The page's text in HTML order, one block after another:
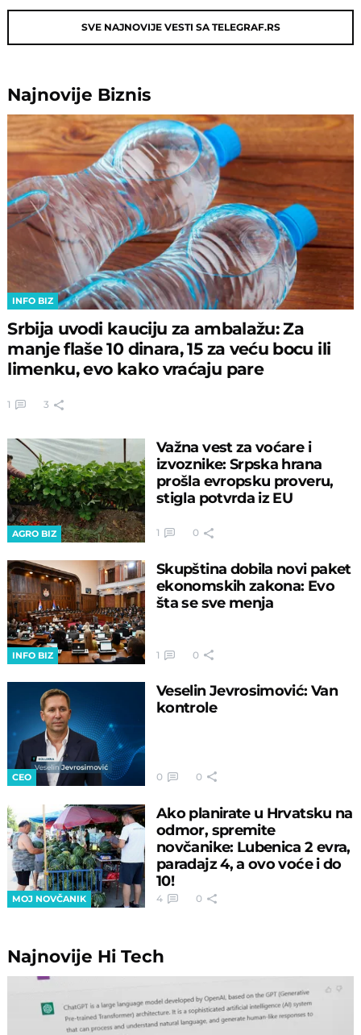
SVE NAJNOVIJE VESTI SA TELEGRAF.RS
Najnovije Biznis
INFO BIZ
Srbija uvodi kauciju za ambalažu: Za
manje flaše 10 dinara, 15 za veću bocu ili
limenku, evo kako vraćaju pare
1 3
AGRO BIZ
Važna vest za voćare i
izvoznike: Srpska hrana
prošla evropsku proveru,
stigla potvrda iz EU
1 0
INFO BIZ
Skupština dobila novi paket
ekonomskih zakona: Evo
šta se sve menja
1 0
CEO
Veselin Jevrosimović: Van
kontrole
0 0
MOJ NOVČANIK
Ako planirate u Hrvatsku na
odmor, spremite
novčanike: Lubenica 2 evra,
paradajz 4, a ovo voće i do
10!
4 0
Najnovije Hi Tech